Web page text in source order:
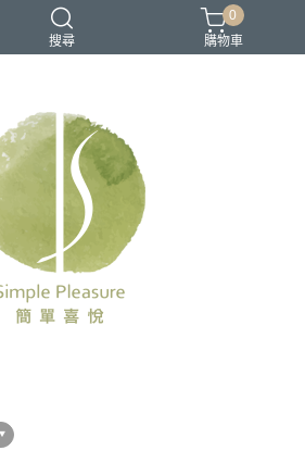
搜尋
0
購物車